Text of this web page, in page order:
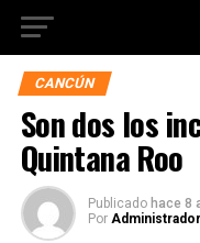
CANCÚN
Son dos los
Quintana Roo
Publicado hace 8
Por